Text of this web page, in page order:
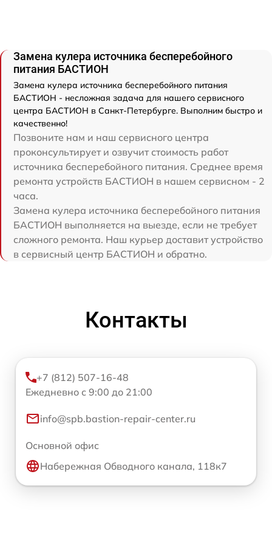
Замена кулера источника бесперебойного
питания БАСТИОН
Замена кулера источника бесперебойного питания
БАСТИОН - несложная задача для нашего сервисного
центра БАСТИОН в Санкт-Петербурге. Выполним быстро и
качественно!
Позвоните нам и наш сервисного центра
проконсультирует и озвучит стоимость работ
источника бесперебойного питания. Среднее время
ремонта устройств БАСТИОН в нашем сервисном - 2
часа.
Замена кулера источника бесперебойного питания
БАСТИОН выполняется на выезде, если не требует
сложного ремонта. Наш курьер доставит устройство
в сервисный центр БАСТИОН и обратно.
Контакты
+7 (812) 507-16-48
Ежедневно с 9:00 до 21:00
info@spb.bastion-repair-center.ru
Основной офис
Набережная Обводного канала, 118к7